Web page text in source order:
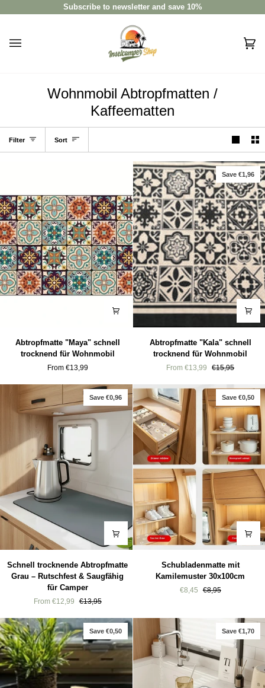
to
Subscribe to newsletter and save 10%
(0)
Wohnmobil Abtropfmatten /
Kaffeematten
Filter Sort
Sort
"Maya"
schnell
Wohnmobil
Abtropfmatte "Maya" schnell
trocknend für Wohnmobil
From €13,99
Save €1,96
"Kala"
schnell
trocknend
Wohnmobil
Abtropfmatte "Kala" schnell
trocknend für Wohnmobil
From €13,99 €15,95
Save €0,96
Schnell
trocknende
Abtropfmatte
Rutschfest
&
Saugfähig
für
Camper
Schnell trocknende Abtropfmatte
Grau – Rutschfest & Saugfähig
für Camper
From €12,99 €13,95
Save €0,50
Schubladenmatte
Schubladenmatte mit
Kamilemuster 30x100cm
€8,45 €8,95
Save €0,50 Save €1,70